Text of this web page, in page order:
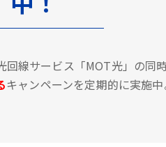
回線サービス「MOT光」の同時
キャンペーンを定期的に実施中